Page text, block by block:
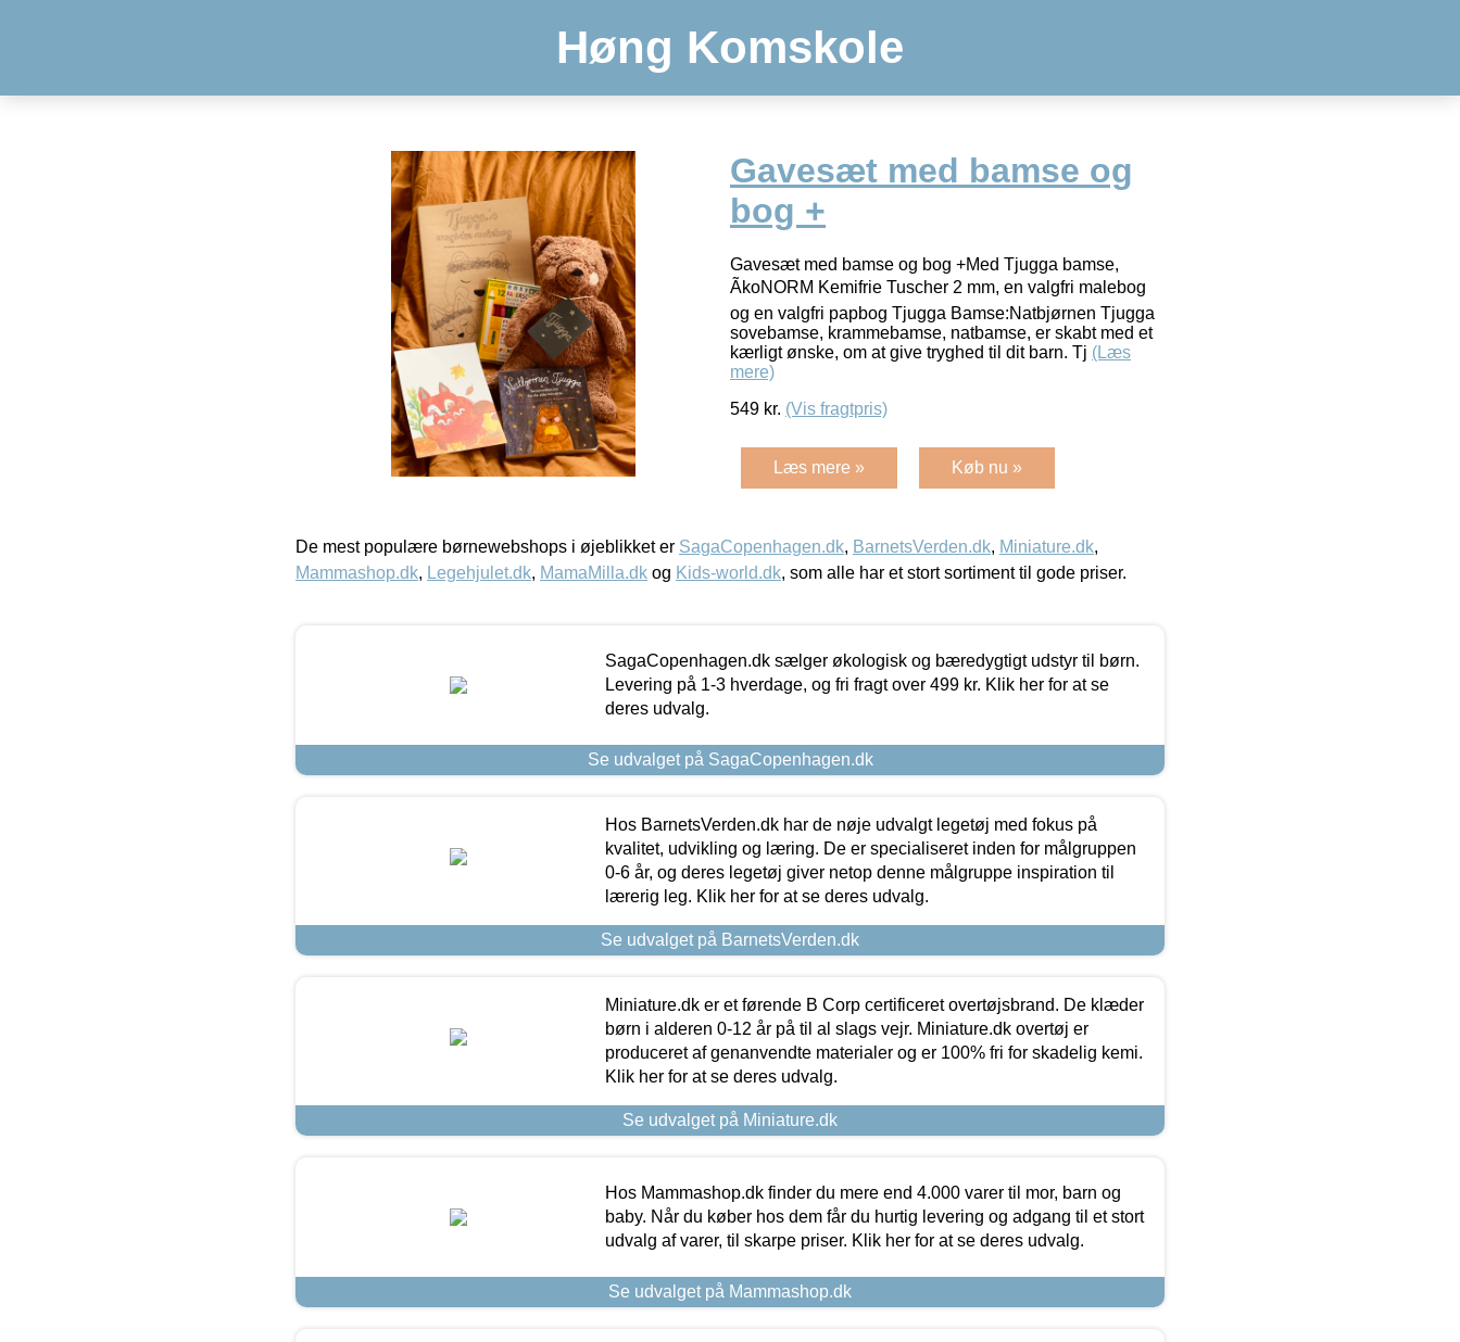
Høng Komskole
Gavesæt med bamse og
bog +
Gavesæt med bamse og bog +Med Tjugga bamse,
ÃkoNORM Kemifrie Tuscher 2 mm, en valgfri malebog
og en valgfri papbog Tjugga Bamse:Natbjørnen Tjugga
sovebamse, krammebamse, natbamse, er skabt med et
kærligt ønske, om at give tryghed til dit barn. Tj (Læs
mere)
549 kr. (Vis fragtpris)
Læs mere » Køb nu »
De mest populære børnewebshops i øjeblikket er SagaCopenhagen.dk, BarnetsVerden.dk, Miniature.dk,
Mammashop.dk, Legehjulet.dk, MamaMilla.dk og Kids-world.dk, som alle har et stort sortiment til gode priser.
SagaCopenhagen.dk sælger økologisk og bæredygtigt udstyr til børn.
Levering på 1-3 hverdage, og fri fragt over 499 kr. Klik her for at se
deres udvalg.
Se udvalget på SagaCopenhagen.dk
Hos BarnetsVerden.dk har de nøje udvalgt legetøj med fokus på
kvalitet, udvikling og læring. De er specialiseret inden for målgruppen
0-6 år, og deres legetøj giver netop denne målgruppe inspiration til
lærerig leg. Klik her for at se deres udvalg.
Se udvalget på BarnetsVerden.dk
Miniature.dk er et førende B Corp certificeret overtøjsbrand. De klæder
børn i alderen 0-12 år på til al slags vejr. Miniature.dk overtøj er
produceret af genanvendte materialer og er 100% fri for skadelig kemi.
Klik her for at se deres udvalg.
Se udvalget på Miniature.dk
Hos Mammashop.dk finder du mere end 4.000 varer til mor, barn og
baby. Når du køber hos dem får du hurtig levering og adgang til et stort
udvalg af varer, til skarpe priser. Klik her for at se deres udvalg.
Se udvalget på Mammashop.dk